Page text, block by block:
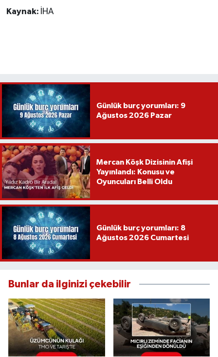
Kaynak: İHA
Günlük burç yorumları: 9
Ağustos 2026 Pazar
Mercan Köşk Dizisinin Afişi
Yayınlandı: Konusu ve
Oyuncuları Belli Oldu
Günlük burç yorumları: 8
Ağustos 2026 Cumartesi
Bunlar da ilginizi çekebilir